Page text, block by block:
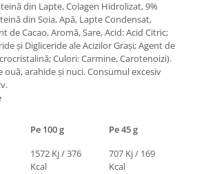
din Lapte, Colagen Hidrolizat, 9%
din Soia, Apă, Lapte Condensat,
de Cacao, Aromă, Sare, Acid: Acid Citric;
și Digliceride ale Acizilor Grași; Agent de
Culori: Carmine, Carotenoizi).
arahide și nuci. Consumul excesiv
Pe 100 g
Pe 45 g
1572 Kj / 376
Kcal
707 Kj / 169
Kcal